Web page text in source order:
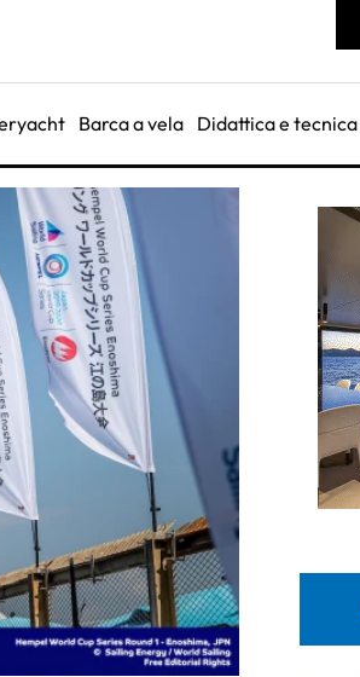
Barca a vela Didattica e tecnica